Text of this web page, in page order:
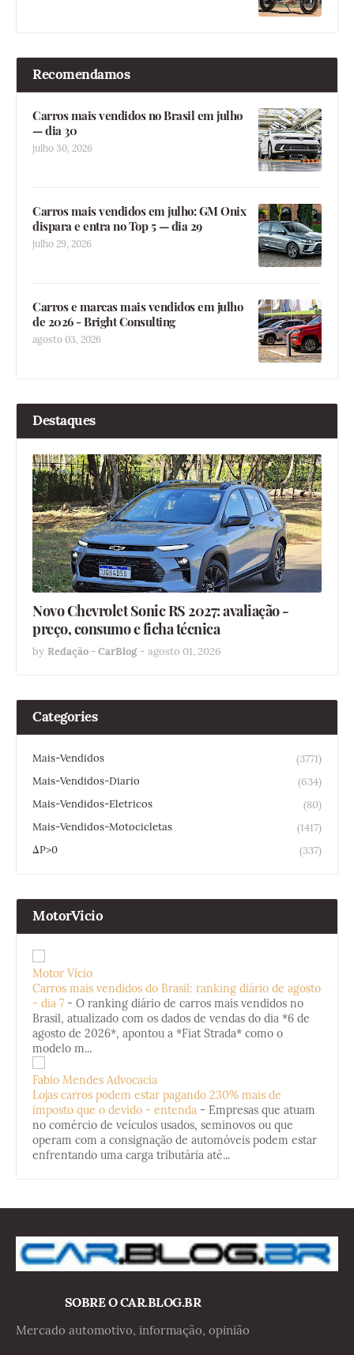
Recomendamos
Carros mais vendidos no Brasil em julho
— dia 30
julho 30, 2026
Carros mais vendidos em julho: GM Onix
dispara e entra no Top 5 — dia 29
julho 29, 2026
Carros e marcas mais vendidos em julho
de 2026 - Bright Consulting
agosto 03, 2026
Destaques
Novo Chevrolet Sonic RS 2027: avaliação -
preço, consumo e ficha técnica
by Redação - CarBlog - agosto 01, 2026
Categories
Mais-Vendidos
(3771)
Mais-Vendidos-Diario
(634)
Mais-Vendidos-Eletricos
(80)
Mais-Vendidos-Motocicletas
(1417)
ΔP>0
(337)
MotorVicio
Motor Vício
Carros mais vendidos do Brasil: ranking diário de agosto
- dia 7 - O ranking diário de carros mais vendidos no
Brasil, atualizado com os dados de vendas do dia *6 de
agosto de 2026*, apontou a *Fiat Strada* como o
modelo m...
Fabio Mendes Advocacia
Lojas carros podem estar pagando 230% mais de
imposto que o devido - entenda - Empresas que atuam
no comércio de veículos usados, seminovos ou que
operam com a consignação de automóveis podem estar
enfrentando uma carga tributária até...
SOBRE O CAR.BLOG.BR
Mercado automotivo, informação, opinião